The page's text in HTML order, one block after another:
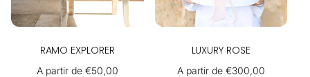
RAMO EXPLORER
Precio
A partir de €50,00
LUXURY ROSE
Precio
A partir de €300,00